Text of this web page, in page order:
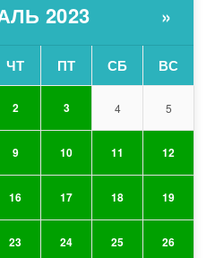
2023 »
ЧТ ПТ СБ ВС
2 3 4 5
9 10 11 12
16 17 18 19
23 24 25 26